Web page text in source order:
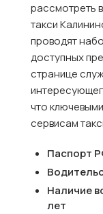
рассмотреть
такси
проводят
доступных
странице
что
сервисам
Паспорт
Наличие
лет